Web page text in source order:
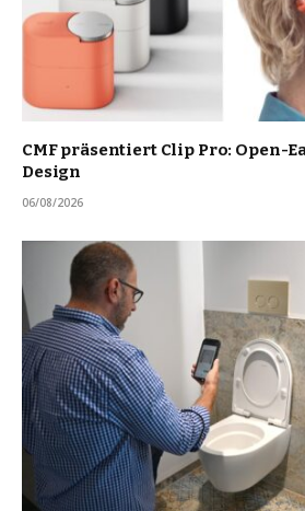
CMF präsentiert Clip Pro: Open-
Design
06/08/2026